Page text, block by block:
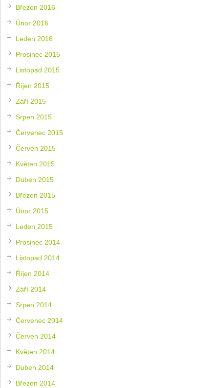
Březen 2016
Únor 2016
Leden 2016
Prosinec 2015
Listopad 2015
Říjen 2015
Září 2015
Srpen 2015
Červenec 2015
Červen 2015
Květen 2015
Duben 2015
Březen 2015
Únor 2015
Leden 2015
Prosinec 2014
Listopad 2014
Říjen 2014
Září 2014
Srpen 2014
Červenec 2014
Červen 2014
Květen 2014
Duben 2014
Březen 2014